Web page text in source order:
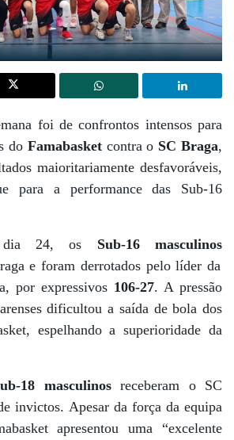
foi de confrontos intensos para
do Famabasketcontra o SC Braga,
maioritariamente desfavoráveis,
para a performance das Sub-16
dia 24, os Sub-16 masculinos
e foram derrotados pelo líder da
por expressivos 106-27. A pressão
dificultou a saída de bola dos
espelhando a superioridade da
18 masculinosreceberam o SC
invictos. Apesar da força da equipa
apresentou uma “excelente